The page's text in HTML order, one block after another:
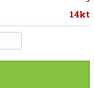
14kt